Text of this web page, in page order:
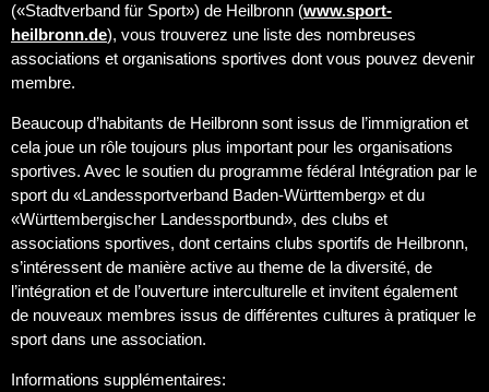
(«Stadtverband für Sport») de Heilbronn (www.sport-
heilbronn.de), vous trouverez une liste des nombreuses
associations et organisations sportives dont vous pouvez devenir
membre.
Beaucoup d’habitants de Heilbronn sont issus de l’immigration et
cela joue un rôle toujours plus important pour les organisations
sportives. Avec le soutien du programme fédéral Intégration par le
sport du «Landessportverband Baden-Württemberg» et du
«Württembergischer Landessportbund», des clubs et
associations sportives, dont certains clubs sportifs de Heilbronn,
s’intéressent de manière active au theme de la diversité, de
l’intégration et de l’ouverture interculturelle et invitent également
de nouveaux membres issus de différentes cultures à pratiquer le
sport dans une association.
Informations supplémentaires: